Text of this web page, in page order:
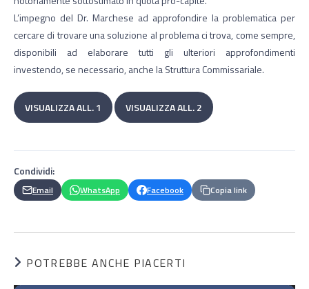
L’impegno del Dr. Marchese ad approfondire la problematica per
cercare di trovare una soluzione al problema ci trova, come sempre,
disponibili ad elaborare tutti gli ulteriori approfondimenti
investendo, se necessario, anche la Struttura Commissariale.
VISUALIZZA ALL. 1 VISUALIZZA ALL. 2
Condividi:
Email WhatsApp Facebook Copia link
POTREBBE ANCHE PIACERTI